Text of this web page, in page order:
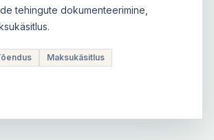
tehingute dokumenteerimine,
Maksukäsitlus